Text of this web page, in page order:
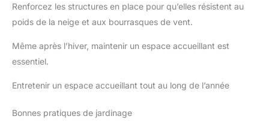
Renforcez les structures en place pour qu’elles résistent au
poids de la neige et aux bourrasques de vent.
Même après l’hiver, maintenir un espace accueillant est
essentiel.
Entretenir un espace accueillant tout au long de l’année
Bonnes pratiques de jardinage